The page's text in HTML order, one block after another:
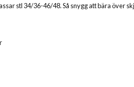
stl 34/36-46/48. Så snygg att bära över